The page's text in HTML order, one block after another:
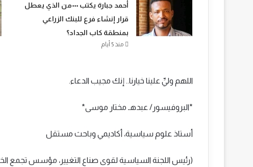
أحمد جبارة يكتب ٠٠٠من الذي يعطل
قرار إنشاء فرع للبنك الزراعي
بمنطقة كاب الجداد؟
منذ 5 أيام
اللهم وليِّ علينا خيارنا.. إنك مجيب الدعاء.
*البروفيسور/ عبدهـ مختار موسى*
أستاذ علوم سياسية، أكاديمي وباحث مستقل
(رئيس اللجنة السياسية لقوى صناع التغيير، مؤسس تجمع